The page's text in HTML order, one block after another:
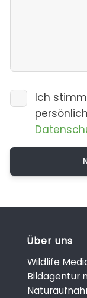
Ich
Über uns
Wildlife
Bildagentur